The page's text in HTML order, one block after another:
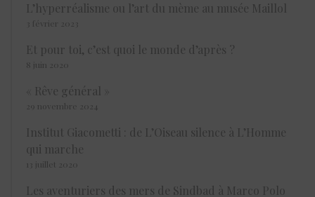
L’hyperréalisme ou l’art du mème au musée Maillol
3 février 2023
Et pour toi, c’est quoi le monde d’après ?
8 juin 2020
« Rêve général »
29 novembre 2024
Institut Giacometti : de L’Oiseau silence à L’Homme
qui marche
13 juillet 2020
Les aventuriers des mers de Sindbad à Marco Polo